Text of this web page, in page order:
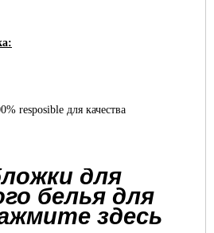
resposible для качества
для
белья для
здесь